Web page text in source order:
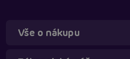
Vše o nákupuTáňa - virtuální asistentka